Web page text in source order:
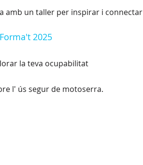
amb un taller per inspirar i connectar
2025
la teva ocupabilitat
l' ús segur de motoserra.